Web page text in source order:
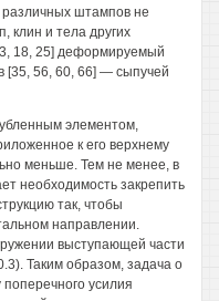
штампов не
клин и тела других
18, 25] деформируемый
[35, 56, 60, 66] — сыпучей
элементом,
к его верхнему
меньше. Тем не менее, в
необходимость закрепить
так, чтобы
направлении.
выступающей части
Таким образом, задача о
усилия